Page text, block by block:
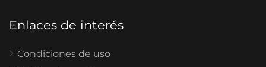
Enlaces de interés
Condiciones de uso